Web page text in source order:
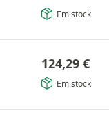
Em stock
124,29 €
Em stock